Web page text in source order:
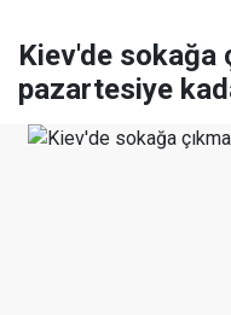
Kiev'de sokağa
pazartesiye